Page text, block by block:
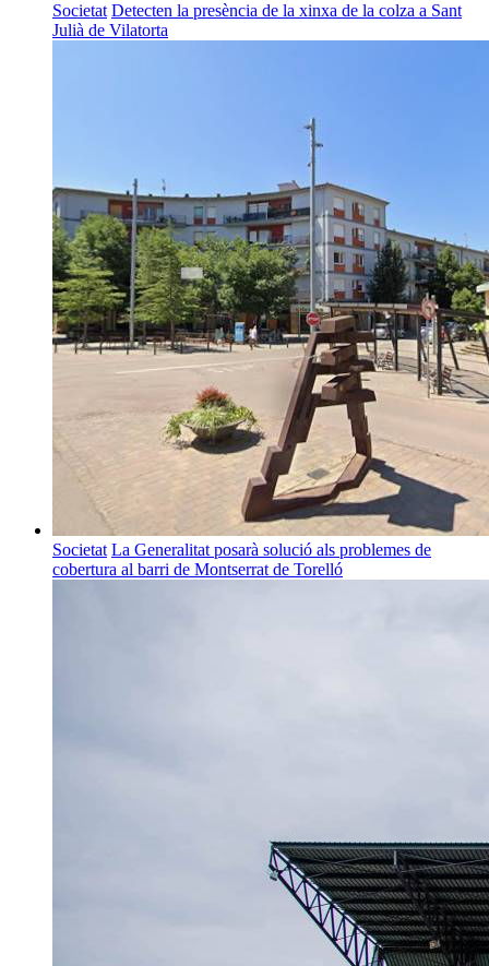
Societat Detecten la presència de la xinxa de la colza a Sant
Julià de Vilatorta
Societat La Generalitat posarà solució als problemes de
cobertura al barri de Montserrat de Torelló